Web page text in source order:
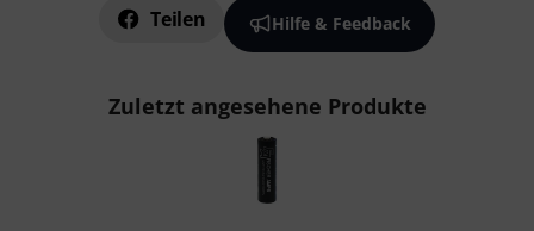
Teilen Hilfe & Feedback
Zuletzt angesehene Produkte